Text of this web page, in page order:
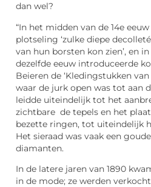
dan wel?
“In het midden van de 14e
plotseling ‘zulke diepe
van hun borsten kon zien’, en
dezelfde eeuw introduceerde
Beieren de ‘Kledingstukken
waar de jurk open was tot aan
leidde uiteindelijk tot het
zichtbare de tepels en het
bezette ringen, tot uiteindelijk
Het sieraad was vaak een
diamanten.
In de latere jaren van 1890
in de mode; ze werden